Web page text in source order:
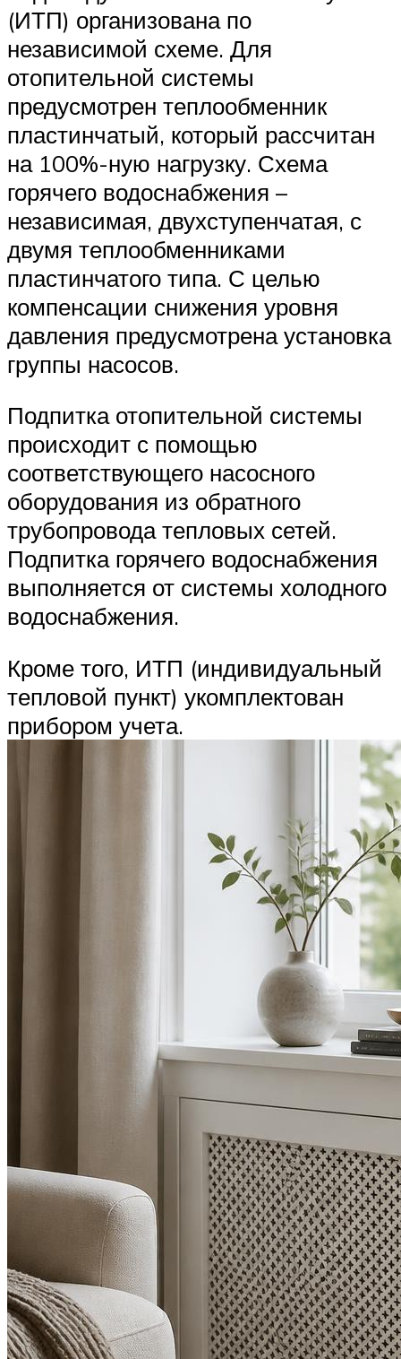
(ИТП) организована по
независимой схеме. Для
отопительной системы
предусмотрен теплообменник
пластинчатый, который рассчитан
на 100%-ную нагрузку. Схема
горячего водоснабжения –
независимая, двухступенчатая, с
двумя теплообменниками
пластинчатого типа. С целью
компенсации снижения уровня
давления предусмотрена установка
группы насосов.
Подпитка отопительной системы
происходит с помощью
соответствующего насосного
оборудования из обратного
трубопровода тепловых сетей.
Подпитка горячего водоснабжения
выполняется от системы холодного
водоснабжения.
Кроме того, ИТП (индивидуальный
тепловой пункт) укомплектован
прибором учета.